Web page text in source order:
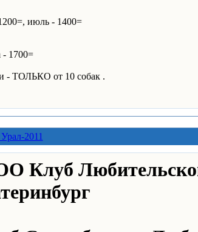
июль - 1400=
- 1700=
- ТОЛЬКО от 10 собак .
2011
Клуб